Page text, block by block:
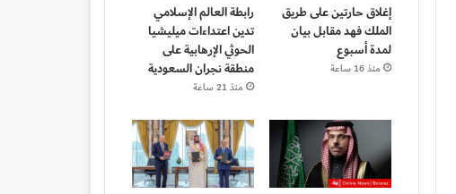
إغلاق حارتين على طريق
الملك فهد مقابل بيان
لمدة أسبوع
منذ 16 ساعة
رابطة العالم الإسلامي
تدين اعتداءات ميليشيا
الحوثي الإرهابية على
منطقة نجران السعودية
منذ 21 ساعة